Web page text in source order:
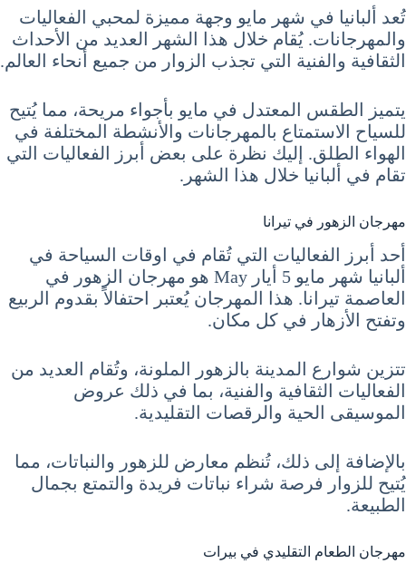
تُعد ألبانيا في شهر مايو وجهة مميزة لمحبي الفعاليات
والمهرجانات. يُقام خلال هذا الشهر العديد من الأحداث
الثقافية والفنية التي تجذب الزوار من جميع أنحاء العالم.
يتميز الطقس المعتدل في مايو بأجواء مريحة، مما يُتيح
للسياح الاستمتاع بالمهرجانات والأنشطة المختلفة في
الهواء الطلق. إليك نظرة على بعض أبرز الفعاليات التي
تقام في ألبانيا خلال هذا الشهر.
مهرجان الزهور في تيرانا
أحد أبرز الفعاليات التي تُقام في اوقات السياحة في
ألبانيا شهر مايو 5 أيار May هو مهرجان الزهور في
العاصمة تيرانا. هذا المهرجان يُعتبر احتفالاً بقدوم الربيع
وتفتح الأزهار في كل مكان.
تتزين شوارع المدينة بالزهور الملونة، وتُقام العديد من
الفعاليات الثقافية والفنية، بما في ذلك عروض
الموسيقى الحية والرقصات التقليدية.
بالإضافة إلى ذلك، تُنظم معارض للزهور والنباتات، مما
يُتيح للزوار فرصة شراء نباتات فريدة والتمتع بجمال
الطبيعة.
مهرجان الطعام التقليدي في بيرات